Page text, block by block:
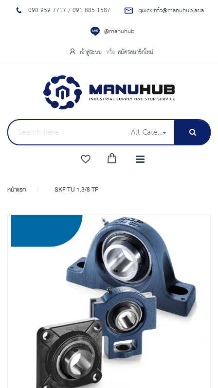
090 959 7717 / 091 885 1587
quickinfo@manuhub.asia
@manuhub
เข้าสู่ระบบ สมัครสมาชิกใหม่
All Categories
หน้าแรก SKF TU 1.3/8 TF
Skip
to
the
end
of
the
images
gallery